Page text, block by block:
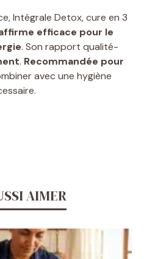
Intégrale Detox, cure en 3
efficace pour le
. Son rapport qualité-
. Recommandée pour
avec une hygiène
AIMER